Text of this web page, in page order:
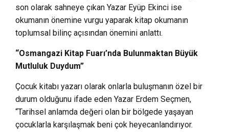
son olarak sahneye çıkan Yazar Eyüp Ekinci ise
okumanın önemine vurgu yaparak kitap okumanın
toplumsal bilinç açısından önemini anlattı.
“Osmangazi Kitap Fuarı’nda Bulunmaktan Büyük
Mutluluk Duydum”
Çocuk kitabı yazarı olarak onlarla buluşmanın özel bir
durum olduğunu ifade eden Yazar Erdem Seçmen,
“Tarihsel anlamda değeri olan bir bölgede yaşayan
çocuklarla karşılaşmak beni çok heyecanlandırıyor.